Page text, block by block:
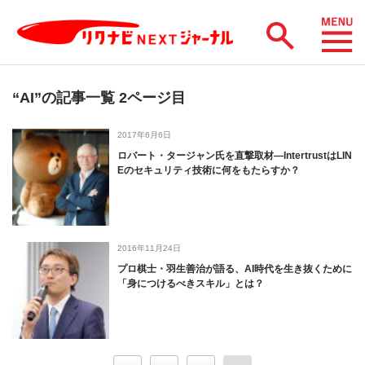
“AI”の記事一覧 2ページ目
2017年6月6日
ロバート・タージャン氏を直撃取材―IntertrustはLIN
Eのセキュリティ技術に何をもたらすか？
2016年11月24日
プロ棋士・羽生善治が語る、AI時代を生き抜くために
「身につけるべきスキル」とは？